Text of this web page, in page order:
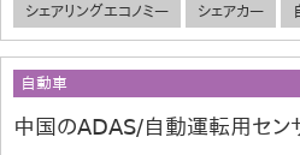
シェアリングエコノミー シェアカー
自動車
中国のADAS/自動運転用セン